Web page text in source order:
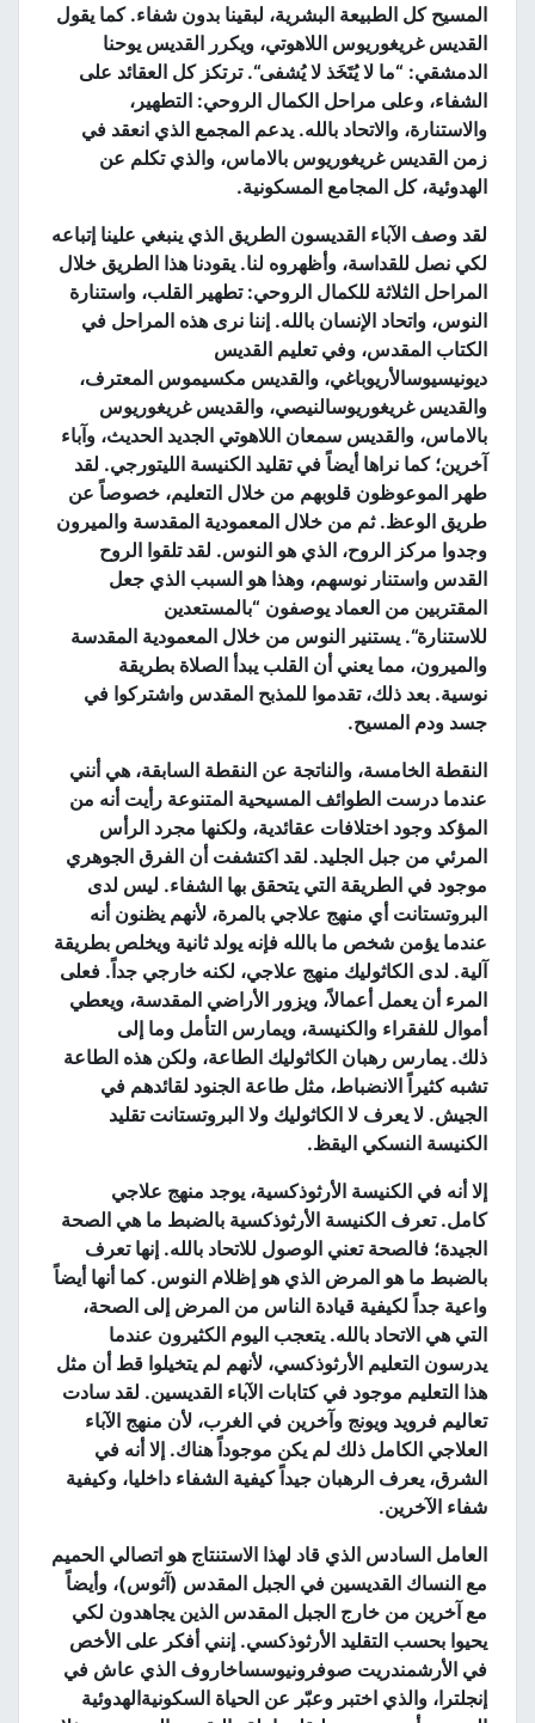
المسيح كل الطبيعة البشرية، لبقينا بدون شفاء.كما يقول
القديس غريغوريوس اللاهوتي، ويكرر القديس يوحنا
الدمشقي: “ما لا يُتَخَذ لا يُشفى“.ترتكز كل العقائد على
الشفاء، وعلى مراحل الكمال الروحي:التطهير،
والاستنارة، والاتحاد بالله.يدعم المجمع الذي انعقد في
زمن القديس غريغوريوس بالاماس، والذي تكلم عن
الهدوئية، كل المجامع المسكونية.
لقد وصف الآباء القديسون الطريق الذي ينبغي علينا إتباعه
لكي نصل للقداسة، وأظهروه لنا .يقودنا هذا الطريق خلال
المراحل الثلاثة للكمال الروحي:تطهير القلب، واستنارة
النوس، واتحاد الإنسان بالله.إننا نرى هذه المراحل في
الكتاب المقدس، وفي تعليم القديس
ديونيسيوسالأريوباغي، والقديس مكسيموس المعترف،
والقديس غريغوريوسالنيصي، والقديس غريغوريوس
بالاماس، والقديس سمعان اللاهوتي الجديد الحديث، وآباء
آخرين؛ كما نراها أيضاً في تقليد الكنيسة الليتورجي.لقد
طهر الموعوظون قلوبهم من خلال التعليم، خصوصاً عن
طريق الوعظ.ثم من خلال المعمودية المقدسة والميرون
وجدوا مركز الروح، الذي هو النوس. لقد تلقوا الروح
القدس واستنار نوسهم، وهذا هو السبب الذي جعل
المقتربين من العماد يوصفون“بالمستعدين
للاستنارة“.يستنير النوس من خلال المعمودية المقدسة
والميرون، مما يعني أن القلب يبدأ الصلاة بطريقة
نوسية.بعد ذلك، تقدموا للمذبح المقدس واشتركوا في
جسد ودم المسيح.
النقطة الخامسة، والناتجة عن النقطة السابقة، هي أنني
عندما درست الطوائف المسيحية المتنوعة رأيت أنه من
المؤكد وجود اختلافات عقائدية، ولكنها مجرد الرأس
المرئي من جبل الجليد.لقد اكتشفت أن الفرق الجوهري
موجود في الطريقة التي يتحقق بها الشفاء.ليس لدى
البروتستانت أي منهج علاجي بالمرة، لأنهم يظنون أنه
عندما يؤمن شخص ما بالله فإنه يولد ثانية ويخلص بطريقة
آلية.لدى الكاثوليك منهج علاجي، لكنه خارجي جداً.فعلى
المرء أن يعمل أعمالاً، ويزور الأراضي المقدسة، ويعطي
أموال للفقراء والكنيسة، ويمارس التأمل وما إلى
ذلك.يمارس رهبان الكاثوليك الطاعة، ولكن هذه الطاعة
تشبه كثيراً الانضباط، مثل طاعة الجنود لقائدهم في
الجيش. لا يعرف لا الكاثوليك ولا البروتستانت تقليد
الكنيسة النسكي اليقظ.
إلا أنه في الكنيسة الأرثوذكسية، يوجد منهج علاجي
كامل.تعرف الكنيسة الأرثوذكسية بالضبط ما هي الصحة
الجيدة؛ فالصحة تعني الوصول للاتحاد بالله.إنها تعرف
بالضبط ما هو المرض الذي هو إظلام النوس. كما أنها أيضاً
واعية جداً لكيفية قيادة الناس من المرض إلى الصحة،
التي هي الاتحاد بالله.يتعجب اليوم الكثيرون عندما
يدرسون التعليم الأرثوذكسي، لأنهم لم يتخيلوا قط أن مثل
هذا التعليم موجود في كتابات الآباء القديسين.لقد سادت
تعاليم فرويد ويونج وآخرين في الغرب، لأن منهج الآباء
العلاجي الكامل ذلك لم يكن موجوداً هناك.إلا أنه في
الشرق، يعرف الرهبان جيداً كيفية الشفاء داخليا، وكيفية
شفاء الآخرين.
العامل السادس الذي قاد لهذا الاستنتاج هو اتصالي الحميم
مع النساك القديسين في الجبل المقدس( آثوس) ، وأيضاً
مع آخرين من خارج الجبل المقدس الذين يجاهدون لكي
يحيوا بحسب التقليد الأرثوذكسي.إنني أفكر على الأخص
في الأرشمندريت صوفرونيوسساخاروف الذي عاش في
إنجلترا، والذي اختبر وعبّر عن الحياة السكونيةالهدوئية